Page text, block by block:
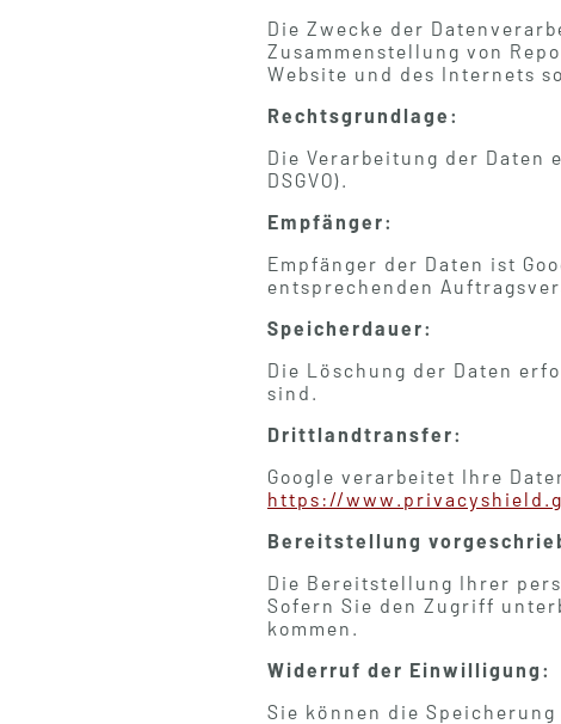
Die Zwecke der
Zusammenstellung von
Website und des Internets
Rechtsgrundlage:
Die Verarbeitung der Daten
DSGVO).
Empfänger:
Empfänger der Daten ist
entsprechenden
Speicherdauer:
Die Löschung der Daten
sind.
Drittlandtransfer:
Google verarbeitet Ihre
https://
Bereitstellung
Die Bereitstellung Ihrer
Sofern Sie den Zugriff
kommen.
Widerruf der Einwilligung:
Sie können die